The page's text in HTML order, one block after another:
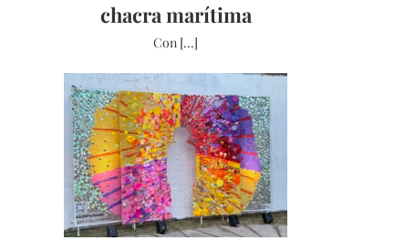
chacra marítima
Con [...]